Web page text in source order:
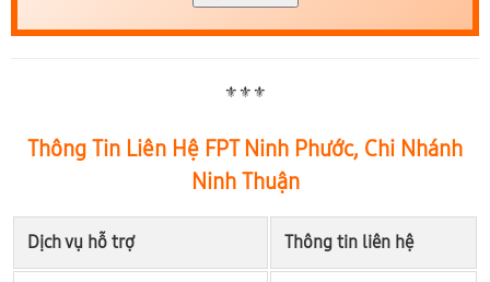
⚜️⚜️⚜️
Thông Tin Liên Hệ FPT Ninh Phước, Chi Nhánh
Ninh Thuận
Dịch vụ hỗ trợ Thông tin liên hệ